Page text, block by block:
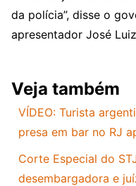
da polícia”, disse o
apresentador José
Veja também
VÍDEO: Turista
presa em bar no RJ
Corte Especial do
desembargadora e